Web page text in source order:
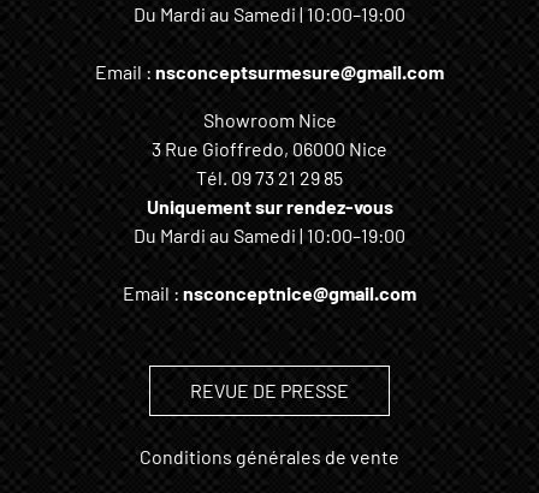
Du Mardi au Samedi | 10:00–19:00
Email : nsconceptsurmesure@gmail.com
Showroom Nice
3 Rue Gioffredo, 06000 Nice
Tél. 09 73 21 29 85
Uniquement sur rendez-vous
Du Mardi au Samedi | 10:00–19:00
Email : nsconceptnice@gmail.com
REVUE DE PRESSE
Conditions générales de vente